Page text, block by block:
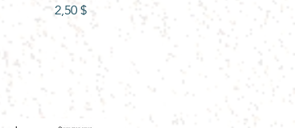
Prix
2,50 $